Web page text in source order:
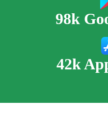
98k
42k